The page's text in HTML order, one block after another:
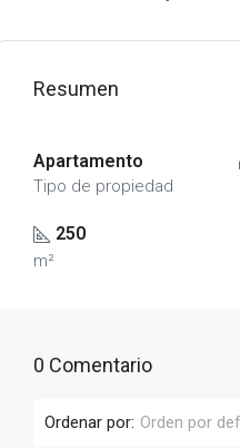
Resumen
Apartamento
Tipo de propiedad
250
m²
0 Comentario
Ordenar por: Orden por